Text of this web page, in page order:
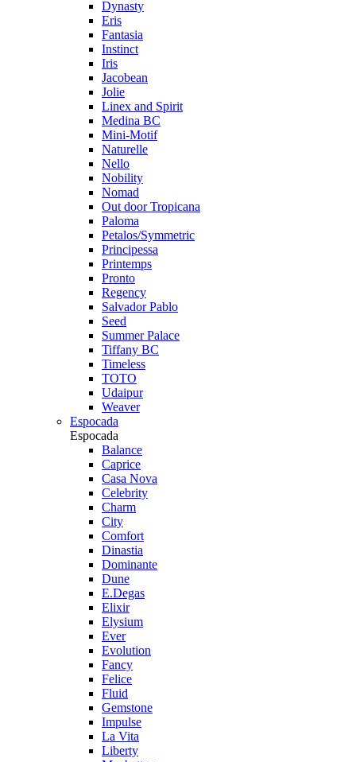
Dynasty
Eris
Fantasia
Instinct
Iris
Jacobean
Jolie
Linex and Spirit
Medina BC
Mini-Motif
Naturelle
Nello
Nobility
Nomad
Out door Tropicana
Paloma
Petalos/Symmetric
Principessa
Printemps
Pronto
Regency
Salvador Pablo
Seed
Summer Palace
Tiffany BC
Timeless
TOTO
Udaipur
Weaver
Espocada
Espocada
Balance
Caprice
Casa Nova
Celebrity
Charm
City
Comfort
Dinastia
Dominante
Dune
E.Degas
Elixir
Elysium
Ever
Evolution
Fancy
Felice
Fluid
Gemstone
Impulse
La Vita
Liberty